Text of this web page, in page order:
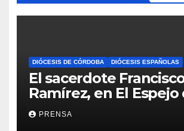
DIÓCESIS DE CÓRDOBA DIÓCESIS ESPAÑOLAS
El sacerdote
Ramírez, en El Espejo
Iglesia
PRENSA